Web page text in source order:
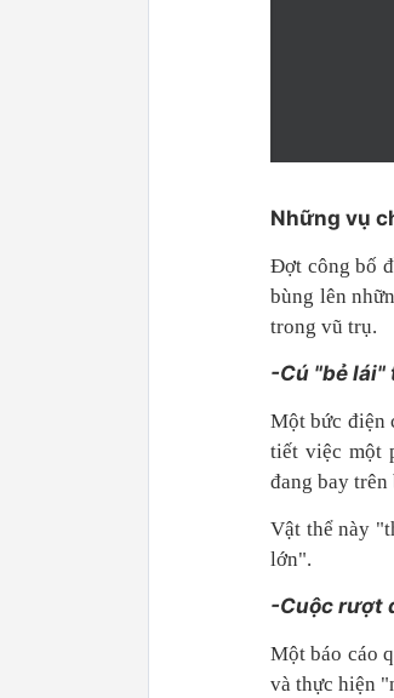
Những vụ
Đợt công bố
bùng lên
trong vũ trụ.
-Cú "bẻ lái"
Một bức điện
tiết việc một
đang bay
Vật thể này
lớn".
-Cuộc rượt
Một báo cáo
và thực hiện